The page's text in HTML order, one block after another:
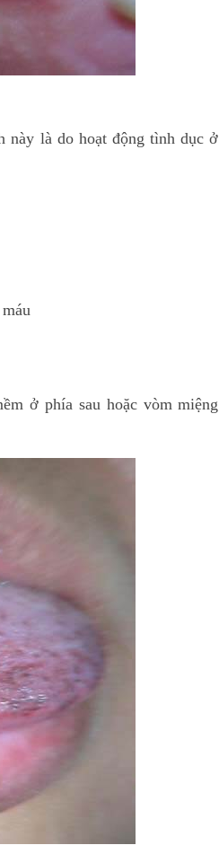
này là do hoạt động tình dục ở
ở phía sau hoặc vòm miệng